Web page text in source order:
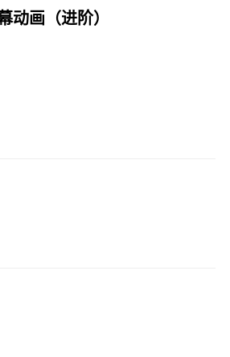
动画（进阶）